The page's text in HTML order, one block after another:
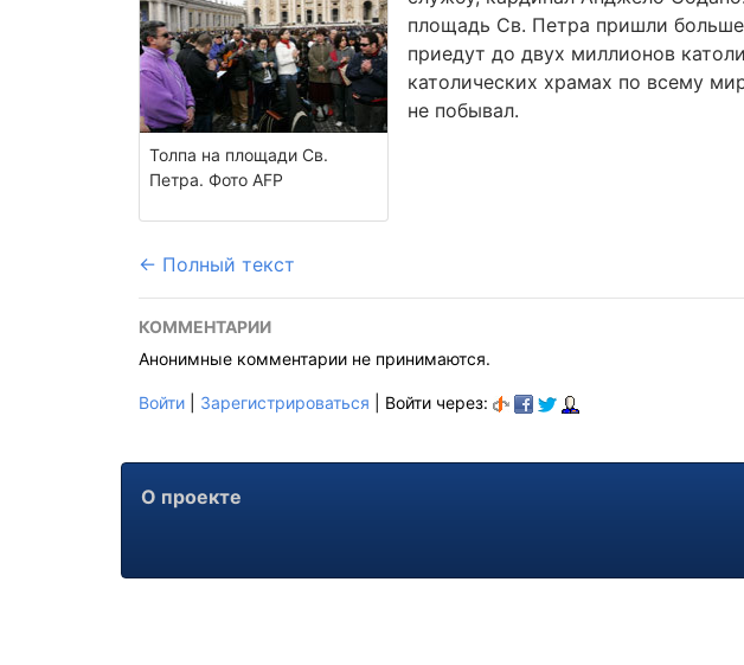
Толпа на площади Св.
Петра. Фото AFP
площадь Св. Петра пришли
приедут до двух миллионов
католических храмах по всему
не побывал.
← Полный текст
КОММЕНТАРИИ
Анонимные комментарии не принимаются.
Войти Зарегистрироваться | Войти через:
О проекте